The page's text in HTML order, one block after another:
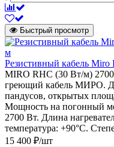
Быстрый просмотр
Резистивный кабель
MIRO RHC (30 Вт/м)
греющий кабель МИРО.
пандусов, открытых
Мощность на погонный
2700 Вт. Длина
температура: +90°С.
15 400 ₽/шт